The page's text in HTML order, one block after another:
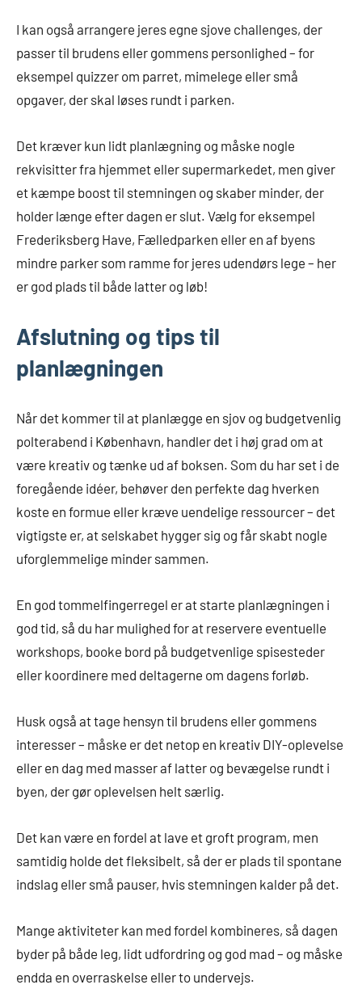
I kan også arrangere jeres egne sjove challenges, der
passer til brudens eller gommens personlighed – for
eksempel quizzer om parret, mimelege eller små
opgaver, der skal løses rundt i parken.
Det kræver kun lidt planlægning og måske nogle
rekvisitter fra hjemmet eller supermarkedet, men giver
et kæmpe boost til stemningen og skaber minder, der
holder længe efter dagen er slut. Vælg for eksempel
Frederiksberg Have, Fælledparken eller en af byens
mindre parker som ramme for jeres udendørs lege – her
er god plads til både latter og løb!
Afslutning og tips til
planlægningen
Når det kommer til at planlægge en sjov og budgetvenlig
polterabend i København, handler det i høj grad om at
være kreativ og tænke ud af boksen. Som du har set i de
foregående idéer, behøver den perfekte dag hverken
koste en formue eller kræve uendelige ressourcer – det
vigtigste er, at selskabet hygger sig og får skabt nogle
uforglemmelige minder sammen.
En god tommelfingerregel er at starte planlægningen i
god tid, så du har mulighed for at reservere eventuelle
workshops, booke bord på budgetvenlige spisesteder
eller koordinere med deltagerne om dagens forløb.
Husk også at tage hensyn til brudens eller gommens
interesser – måske er det netop en kreativ DIY-oplevelse
eller en dag med masser af latter og bevægelse rundt i
byen, der gør oplevelsen helt særlig.
Det kan være en fordel at lave et groft program, men
samtidig holde det fleksibelt, så der er plads til spontane
indslag eller små pauser, hvis stemningen kalder på det.
Mange aktiviteter kan med fordel kombineres, så dagen
byder på både leg, lidt udfordring og god mad – og måske
endda en overraskelse eller to undervejs.